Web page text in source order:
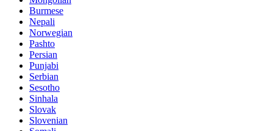
Burmese
Nepali
Norwegian
Pashto
Persian
Punjabi
Serbian
Sesotho
Sinhala
Slovak
Slovenian